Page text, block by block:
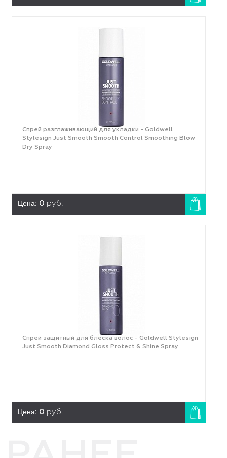
Спрей разглаживающий для укладки - Goldwell
Stylesign Just Smooth Smooth Control Smoothing Blow
Dry Spray
Цена: 0 руб.
Cпрей защитный для блеска волос - Goldwell Stylesign
Just Smooth Diamond Gloss Protect & Shine Spray
Цена: 0 руб.